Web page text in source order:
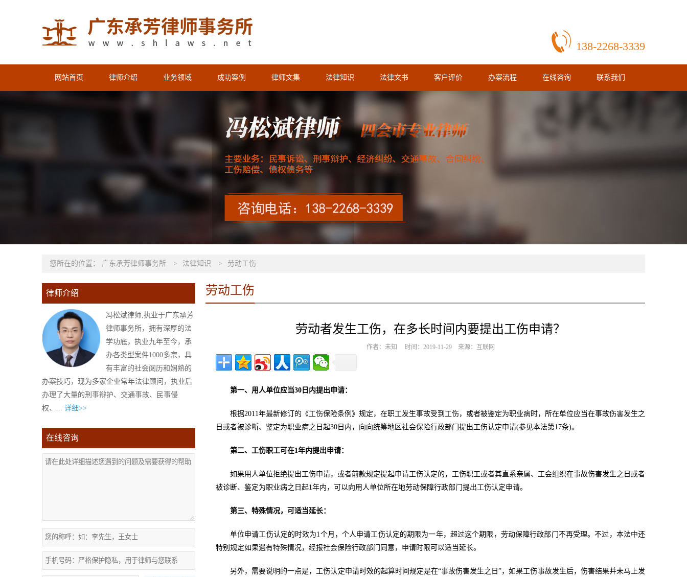
138-2268-3339
网站首页 律师介绍 业务领域 成功案例 律师文集 法律知识 法律文书 客户评价 办案流程 在线咨询 联系我们
您所在的位置： 广东承芳律师事务所 > 法律知识 > 劳动工伤
律师介绍
冯松斌律师,执业于广东承芳
律师事务所，拥有深厚的法
学功底，执业九年至今，承
办各类型案件1000多宗，具
有丰富的社会阅历和娴熟的
办案技巧，现为多家企业常年法律顾问，执业后
办理了大量的刑事辩护、交通事故、民事侵
权、... 详细>>
在线咨询
劳动工伤
劳动者发生工伤，在多长时间内要提出工伤申请？
作者：未知 时间：2019-11-29 来源：互联网
第一、用人单位应当30日内提出申请：
根据2011年最新修订的《工伤保险条例》规定，在职工发生事故受到工伤，或者被鉴定为职业病时，所在单位应当在事故伤害发生之
日或者被诊断、鉴定为职业病之日起30日内，向向统筹地区社会保险行政部门提出工伤认定申请(参见本法第17条)。
第二、工伤职工可在1年内提出申请：
如果用人单位拒绝提出工伤申请，或者前款规定提起申请工伤认定的，工伤职工或者其直系亲属、工会组织在事故伤害发生之日或者
被诊断、鉴定为职业病之日起1年内，可以向用人单位所在地劳动保障行政部门提出工伤认定申请。
第三、特殊情况，可适当延长：
单位申请工伤认定的时效为1个月，个人申请工伤认定的期限为一年，超过这个期限，劳动保障行政部门不再受理。不过，本法中还
特别规定如果遇有特殊情况，经报社会保险行政部门同意，申请时限可以适当延长。
另外，需要说明的一点是，工伤认定申请时效的起算时间规定是在“事故伤害发生之日”，如果工伤事故发生后，伤害结果并未马上发